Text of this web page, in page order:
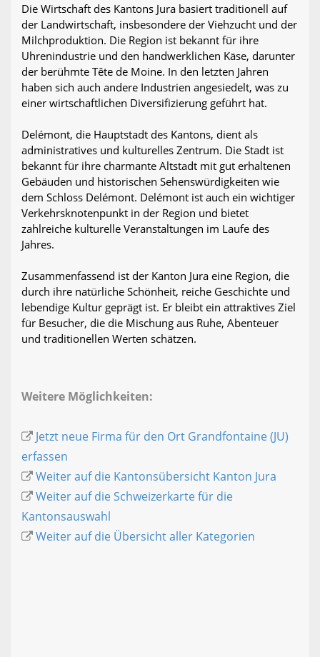
Die Wirtschaft des Kantons Jura basiert traditionell auf
der Landwirtschaft, insbesondere der Viehzucht und der
Milchproduktion. Die Region ist bekannt für ihre
Uhrenindustrie und den handwerklichen Käse, darunter
der berühmte Tête de Moine. In den letzten Jahren
haben sich auch andere Industrien angesiedelt, was zu
einer wirtschaftlichen Diversifizierung geführt hat.
Delémont, die Hauptstadt des Kantons, dient als
administratives und kulturelles Zentrum. Die Stadt ist
bekannt für ihre charmante Altstadt mit gut erhaltenen
Gebäuden und historischen Sehenswürdigkeiten wie
dem Schloss Delémont. Delémont ist auch ein wichtiger
Verkehrsknotenpunkt in der Region und bietet
zahlreiche kulturelle Veranstaltungen im Laufe des
Jahres.
Zusammenfassend ist der Kanton Jura eine Region, die
durch ihre natürliche Schönheit, reiche Geschichte und
lebendige Kultur geprägt ist. Er bleibt ein attraktives Ziel
für Besucher, die die Mischung aus Ruhe, Abenteuer
und traditionellen Werten schätzen.
Weitere Möglichkeiten:
Jetzt neue Firma für den Ort Grandfontaine (JU)
erfassen
Weiter auf die Kantonsübersicht Kanton Jura
Weiter auf die Schweizerkarte für die
Kantonsauswahl
Weiter auf die Übersicht aller Kategorien